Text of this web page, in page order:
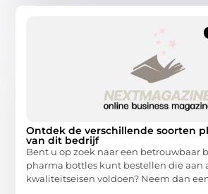
Ontdek de verschillende soorten
van dit bedrijf
Bent u op zoek naar een betrouwbaar
pharma bottles kunt bestellen die aan
kwaliteitseisen voldoen? Neem dan